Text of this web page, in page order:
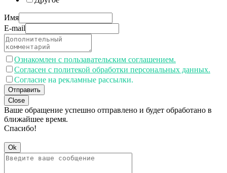
Имя
E-mail
Ознакомлен с пользавательским соглашением.
Согласен с политекой обработки персональных данных.
Согласие на рекламные рассылки.
Отправить
Close
Ваше обращение успешно отправлено и будет обработано в
ближайшее время.
Спасибо!
Ok